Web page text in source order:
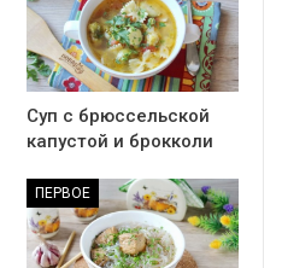
Суп с брюссельской
капустой и брокколи
ПЕРВОЕ